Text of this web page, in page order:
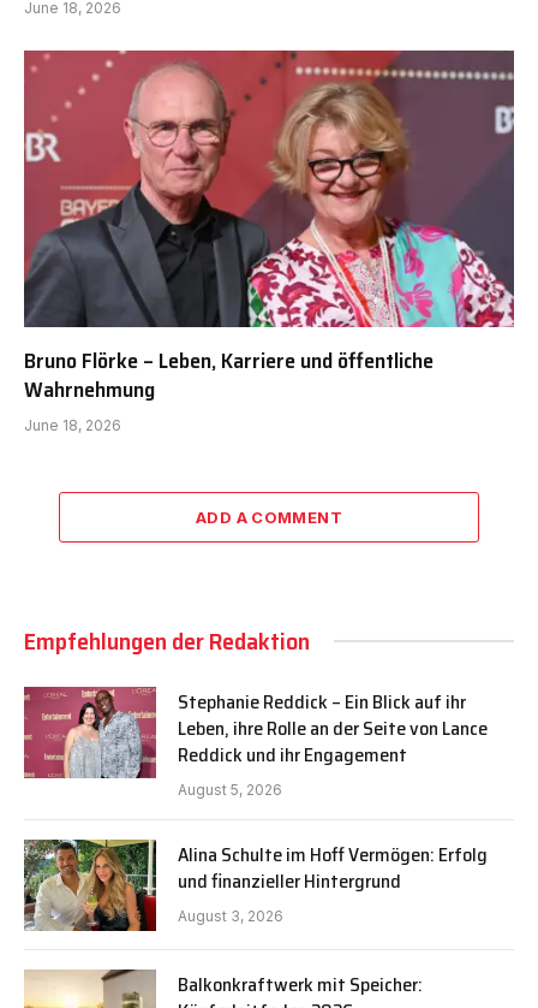
June 18, 2026
Bruno Flörke – Leben, Karriere und öffentliche
Wahrnehmung
June 18, 2026
ADD A COMMENT
Empfehlungen der Redaktion
Stephanie Reddick – Ein Blick auf ihr
Leben, ihre Rolle an der Seite von Lance
Reddick und ihr Engagement
August 5, 2026
Alina Schulte im Hoff Vermögen: Erfolg
und finanzieller Hintergrund
August 3, 2026
Balkonkraftwerk mit Speicher: